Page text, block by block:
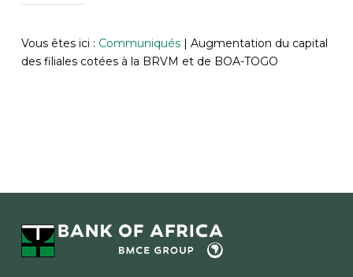
Vous êtes ici : Communiqués| Augmentation du capital
des filiales cotées à la BRVM et de BOA-TOGO